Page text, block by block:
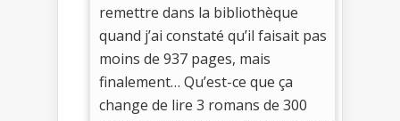
remettre dans la bibliothèque
quand j’ai constaté qu’il faisait pas
moins de 937 pages, mais
finalement… Qu’est-ce que ça
change de lire 3 romans de 300